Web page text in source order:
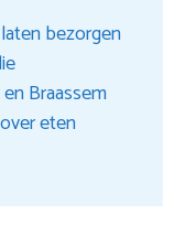
bezorgen
Braassem
eten